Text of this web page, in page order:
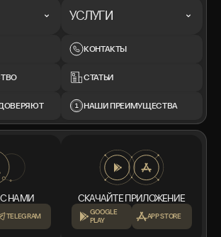
УСЛУГИ
КОНТАКТЫ
СТАТЬИ
НАШИ ПРЕИМУЩЕСТВА
НАМИ
TELEGRAM
СКАЧАЙТЕ ПРИЛОЖЕНИЕ
GOOGLE
PLAY
APP STORE